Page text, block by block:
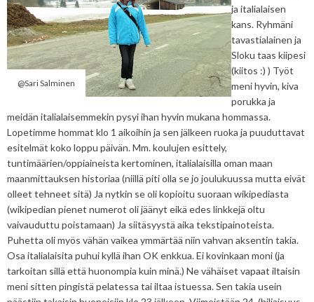
@Sari Salminen
ja italialaisen
kans. Ryhmäni
tavastialainen ja
Sloku taas kiipesi
(kiitos :) ) Työt
meni hyvin, kiva
porukka ja
meidän italialaisemmekin pysyi ihan hyvin mukana hommassa.
Lopetimme hommat klo 1 aikoihin ja sen jälkeen ruoka ja puuduttavat
esitelmät koko loppu päivän. Mm. koulujen esittely,
tuntimäärien/oppiaineista kertominen, italialaisilla oman maan
maanmittauksen historiaa (niillä piti olla se jo joulukuussa mutta eivät
olleet tehneet sitä) Ja nytkin se oli kopioitu suoraan wikipediasta
(wikipedian pienet numerot oli jäänyt eikä edes linkkejä oltu
vaivauduttu poistamaan) Ja siitäsyystä aika tekstipainoteista.
Puhetta oli myös vähän vaikea ymmärtää niin vahvan aksentin takia.
Osa italialaisita puhui kyllä ihan OK enkkua. Ei kovinkaan moni (ja
tarkoitan sillä että huonompia kuin minä.) Ne vähäiset vapaat iltaisin
meni sitten pingistä pelatessa tai iltaa istuessa. Sen takia usein